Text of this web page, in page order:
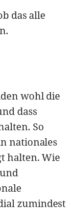
das alle
wohl die
dass
So
nationales
halten. Wie
zumindest